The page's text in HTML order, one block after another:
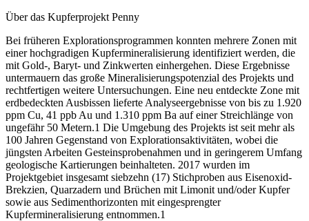
Über das Kupferprojekt Penny
Bei früheren Explorationsprogrammen konnten mehrere Zonen mit
einer hochgradigen Kupfermineralisierung identifiziert werden, die
mit Gold-, Baryt- und Zinkwerten einhergehen. Diese Ergebnisse
untermauern das große Mineralisierungspotenzial des Projekts und
rechtfertigen weitere Untersuchungen. Eine neu entdeckte Zone mit
erdbedeckten Ausbissen lieferte Analyseergebnisse von bis zu 1.920
ppm Cu, 41 ppb Au und 1.310 ppm Ba auf einer Streichlänge von
ungefähr 50 Metern.1 Die Umgebung des Projekts ist seit mehr als
100 Jahren Gegenstand von Explorationsaktivitäten, wobei die
jüngsten Arbeiten Gesteinsprobenahmen und in geringerem Umfang
geologische Kartierungen beinhalteten. 2017 wurden im
Projektgebiet insgesamt siebzehn (17) Stichproben aus Eisenoxid-
Brekzien, Quarzadern und Brüchen mit Limonit und/oder Kupfer
sowie aus Sedimenthorizonten mit eingesprengter
Kupfermineralisierung entnommen.1